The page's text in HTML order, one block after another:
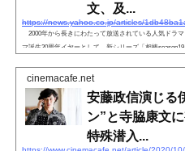
文、及...
2000年から長きにわたって放送されている人気ドラ
マ誕生20周年イヤーとして、新シリーズ「相棒
cinemacafe.net
安藤政信演じる
ン”と寺脇康文
特殊潜入...